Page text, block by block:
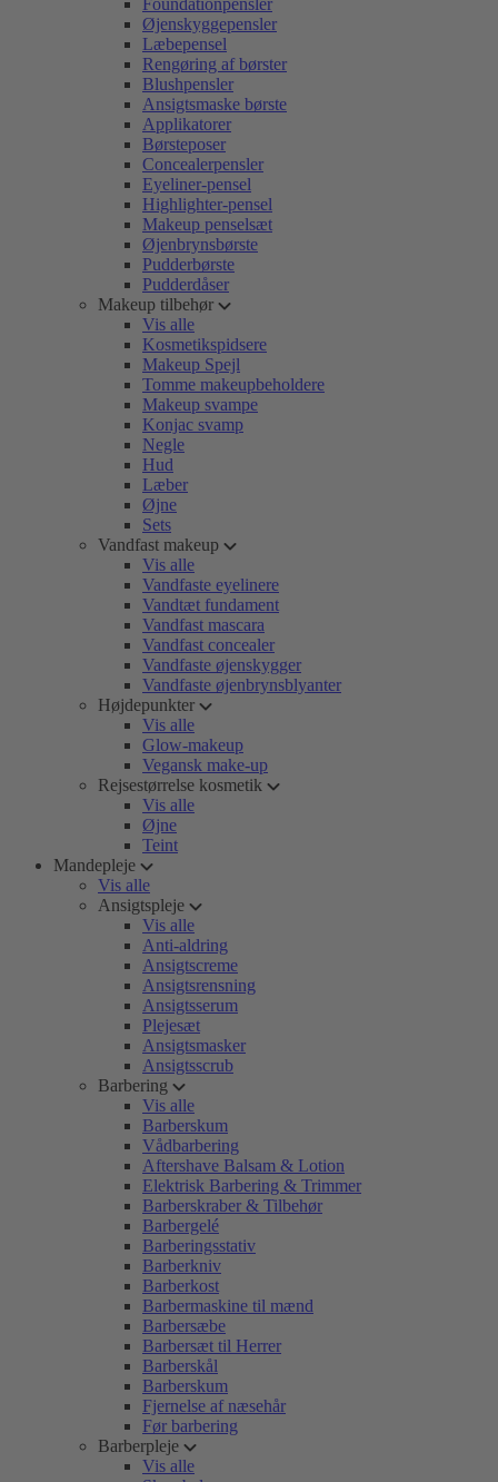
Foundationpensler
Øjenskyggepensler
Læbepensel
Rengøring af børster
Blushpensler
Ansigtsmaske børste
Applikatorer
Børsteposer
Concealerpensler
Eyeliner-pensel
Highlighter-pensel
Makeup penselsæt
Øjenbrynsbørste
Pudderbørste
Pudderdåser
Makeup tilbehør
Vis alle
Kosmetikspidsere
Makeup Spejl
Tomme makeupbeholdere
Makeup svampe
Konjac svamp
Negle
Hud
Læber
Øjne
Sets
Vandfast makeup
Vis alle
Vandfaste eyelinere
Vandtæt fundament
Vandfast mascara
Vandfast concealer
Vandfaste øjenskygger
Vandfaste øjenbrynsblyanter
Højdepunkter
Vis alle
Glow-makeup
Vegansk make-up
Rejsestørrelse kosmetik
Vis alle
Øjne
Teint
Mandepleje
Vis alle
Ansigtspleje
Vis alle
Anti-aldring
Ansigtscreme
Ansigtsrensning
Ansigtsserum
Plejesæt
Ansigtsmasker
Ansigtsscrub
Barbering
Vis alle
Barberskum
Vådbarbering
Aftershave Balsam & Lotion
Elektrisk Barbering & Trimmer
Barberskraber & Tilbehør
Barbergelé
Barberingsstativ
Barberkniv
Barberkost
Barbermaskine til mænd
Barbersæbe
Barbersæt til Herrer
Barberskål
Barberskum
Fjernelse af næsehår
Før barbering
Barberpleje
Vis alle